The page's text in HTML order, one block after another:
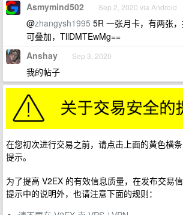
Asmymind502 Sep 2, 2020 via Android
@zhangysh1995 5R 一张月卡，有两张
可叠加，TllDMTEwMg==
Anshay Sep 3, 2020
我的帖子
在您初次进行交易之前，请点击上面的黄色横
提示。
为了提高 V2EX 的有效信息质量，在发布交易
提示中的说明外，也请注意下面的规则：